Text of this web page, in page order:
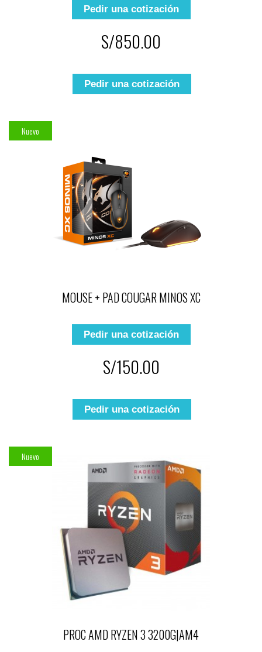
Pedir una cotización
S/850.00
Pedir una cotización
Nuevo
MOUSE + PAD COUGAR MINOS XC
Pedir una cotización
S/150.00
Pedir una cotización
Nuevo
PROC AMD RYZEN 3 3200G|AM4